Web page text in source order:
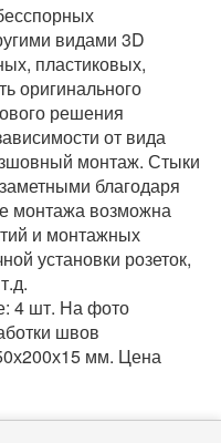
видами 3D
пластиковых,
оригинального
решения
от вида
монтаж. Стыки
благодаря
монтажа возможна
и монтажных
установки розеток,
4 шт. На фото
швов
мм. Цена